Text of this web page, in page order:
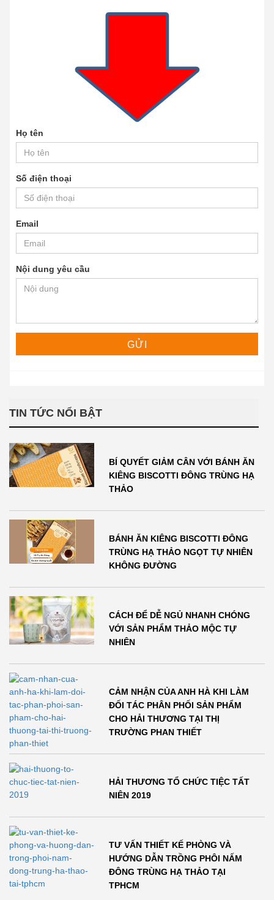
Họ tên
Số điện thoại
Email
Nội dung yêu cầu
TIN TỨC NỔI BẬT
BÍ QUYẾT GIẢM CÂN VỚI BÁNH ĂN
KIÊNG BISCOTTI ĐÔNG TRÙNG HẠ
THẢO
BÁNH ĂN KIÊNG BISCOTTI ĐÔNG
TRÙNG HẠ THẢO NGỌT TỰ NHIÊN
KHÔNG ĐƯỜNG
CÁCH ĐỂ DỄ NGỦ NHANH CHÓNG
VỚI SẢN PHẨM THẢO MỘC TỰ
NHIÊN
CẢM NHẬN CỦA ANH HÀ KHI LÀM
ĐỐI TÁC PHÂN PHỐI SẢN PHẨM
CHO HẢI THƯƠNG TẠI THỊ
TRƯỜNG PHAN THIẾT
HẢI THƯƠNG TỔ CHỨC TIỆC TẤT
NIÊN 2019
TƯ VẤN THIẾT KẾ PHÒNG VÀ
HƯỚNG DẪN TRỒNG PHÔI NẤM
ĐÔNG TRÙNG HẠ THẢO TẠI
TPHCM